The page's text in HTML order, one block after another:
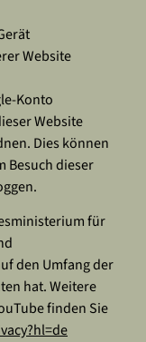
Website
Konto
Website
Dies können
Besuch dieser
für
den Umfang der
hat. Weitere
finden Sie